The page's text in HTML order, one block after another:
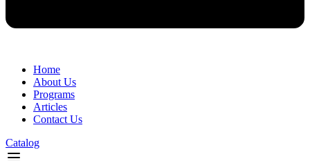
Home
About Us
Programs
Articles
Contact Us
Catalog
Flyout